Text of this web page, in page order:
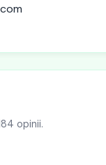
opinii.